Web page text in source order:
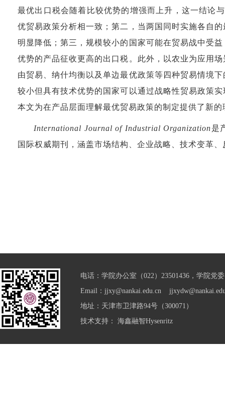
最优出口税会随着比较优势的增强而上升，这一结论
优贸易政策分析相一致；第二，当两国同时实施各自
明显降低；第三，规模较小的国家可能在贸易战中受
优势的产品征收更高的出口税。此外，以农业为应用
由贸易、纳什均衡以及单边最优政策等四种贸易情境
较小但具有技术优势的国家可以通过战略性贸易政策
本文为在产品层面理解最优贸易政策的制定提供了新的
International Journal of Industrial Organization是
国际权威期刊，涵盖市场结构、企业战略、技术变革
电话：学院办公室（022）23501436，学院党
Email：jjxy@nankai.edu.cn
地址：天津市卫津路94号（300071）
技术支持： 海鑫融智Hysenritz